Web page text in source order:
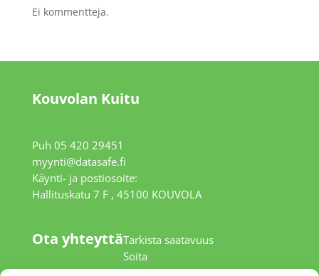
Ei kommentteja.
Kouvolan Kuitu
Puh 05 420 29451
myynti@datasafe.fi
Käynti- ja postiosoite:
Hallituskatu 7 F , 45100 KOUVOLA
Ota yhteyttäTarkista saatavuus
Soita